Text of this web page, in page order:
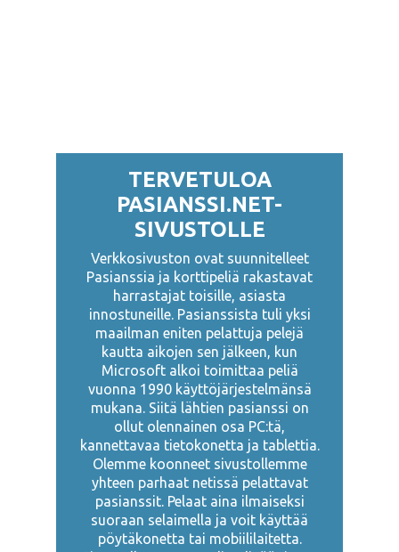
TERVETULOA
PASIANSSI.NET-
SIVUSTOLLE
Verkkosivuston ovat suunnitelleet
Pasianssia ja korttipeliä rakastavat
harrastajat toisille, asiasta
innostuneille. Pasianssista tuli yksi
maailman eniten pelattuja pelejä
kautta aikojen sen jälkeen, kun
Microsoft alkoi toimittaa peliä
vuonna 1990 käyttöjärjestelmänsä
mukana. Siitä lähtien pasianssi on
ollut olennainen osa PC:tä,
kannettavaa tietokonetta ja tablettia.
Olemme koonneet sivustollemme
yhteen parhaat netissä pelattavat
pasianssit. Pelaat aina ilmaiseksi
suoraan selaimella ja voit käyttää
pöytäkonetta tai mobiililaitetta.